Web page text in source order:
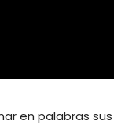
en palabras sus